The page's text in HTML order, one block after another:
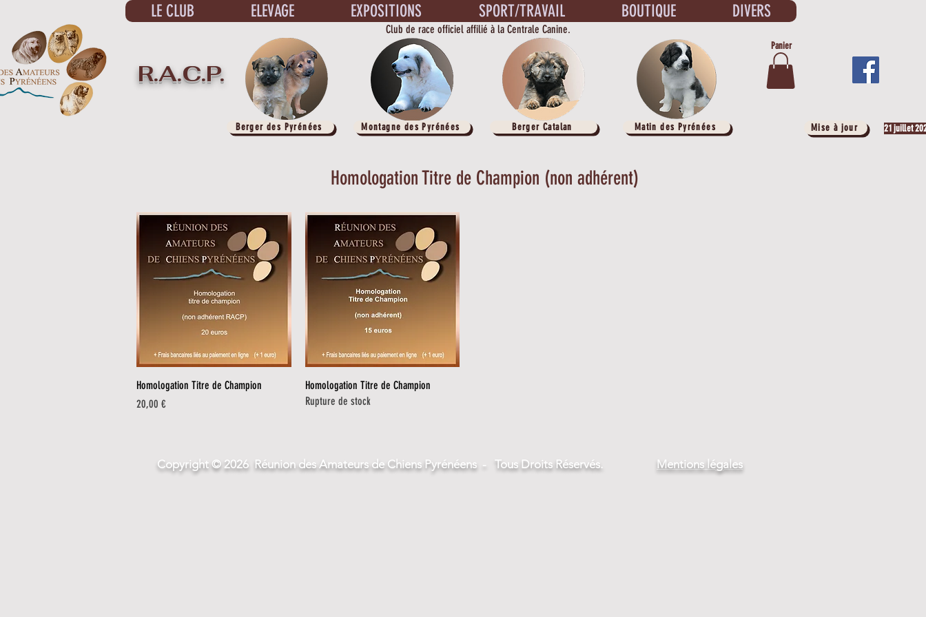
Club de race officiel affilié à la Centrale Canine.
R.A.C.P.
Berger des Pyrénées Montagne des Pyrénées Berger Catalan Matin des Pyrénées
Panier
Mise à jour 21 juillet
LE CLUB ELEVAGE EXPOSITIONS SPORT/TRAVAIL BOUTIQUE DIVERS
Homologation Titre de Champion (non adhérent)
Aperçu rapide
Homologation Titre de Champion
Prix
20,00 €
Aperçu rapide
Homologation Titre de Champion
Rupture de stock
Copyright © 2026 Réunion des Amateurs de Chiens Pyrénéens - Tous Droits Réservés. Mentions légales